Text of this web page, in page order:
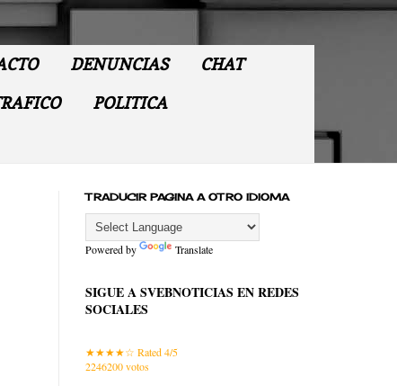
DENUNCIAS CHAT
POLITICA
TRADUCIR PAGINA A OTRO IDIOMA
Powered by Translate
SIGUE A SVEBNOTICIAS EN REDES
SOCIALES
Rated 4/5
2246200votos